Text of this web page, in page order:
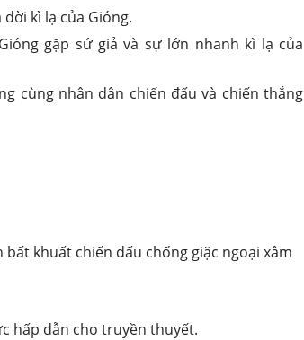
đời kì lạ của Gióng.
gặp sứ giả và sự lớn nhanh kì lạ của
cùng nhân dân chiến đấu và chiến thắng
khuất chiến đấu chống giặc ngoại xâm
hấp dẫn cho truyền thuyết.